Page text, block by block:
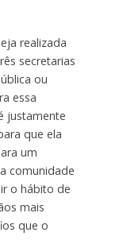
realizada
secretarias
ou
essa
justamente
que ela
um
comunidade
o hábito de
mais
que o